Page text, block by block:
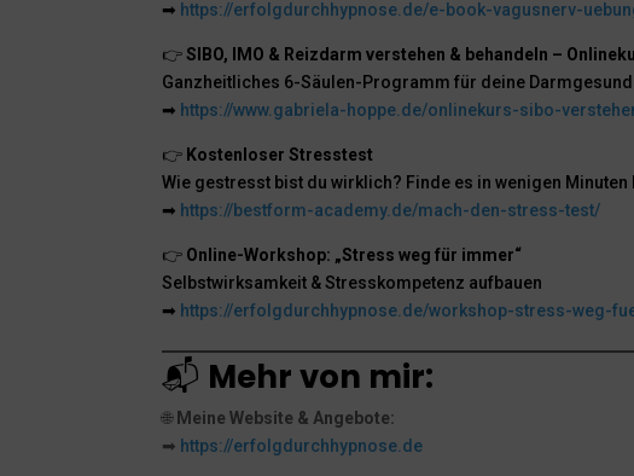
➡ https://erfolgdurchhypnose.de/e-book-vagusnerv-
👉SIBO, IMO & Reizdarm verstehen & behandeln –
Ganzheitliches 6-Säulen-Programm für deine
➡ https://www.gabriela-hoppe.de/onlinekurs-sibo-
👉 Kostenloser Stresstest
Wie gestresst bist du wirklich? Finde es in wenigen Minuten
➡ https://bestform-academy.de/mach-den-stress-test/
👉 Online-Workshop: „Stress weg für immer“
Selbstwirksamkeit & Stresskompetenz aufbauen
➡ https://erfolgdurchhypnose.de/workshop-stress-weg-
📬 Mehr von mir:
🌐 Meine Website & Angebote:
➡ https://erfolgdurchhypnose.de